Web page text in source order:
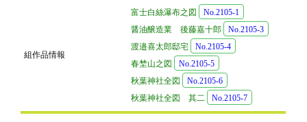
組作品情報
富士白絲瀑布之図
No.2105-1
醤油醸造業 後藤嘉十郎 No.2105-3
渡邉喜太郎邸宅 No.2105-4
春埜山之図
No.2105-5
秋葉神社全図
No.2105-6
秋葉神社全図 其二 No.2105-7